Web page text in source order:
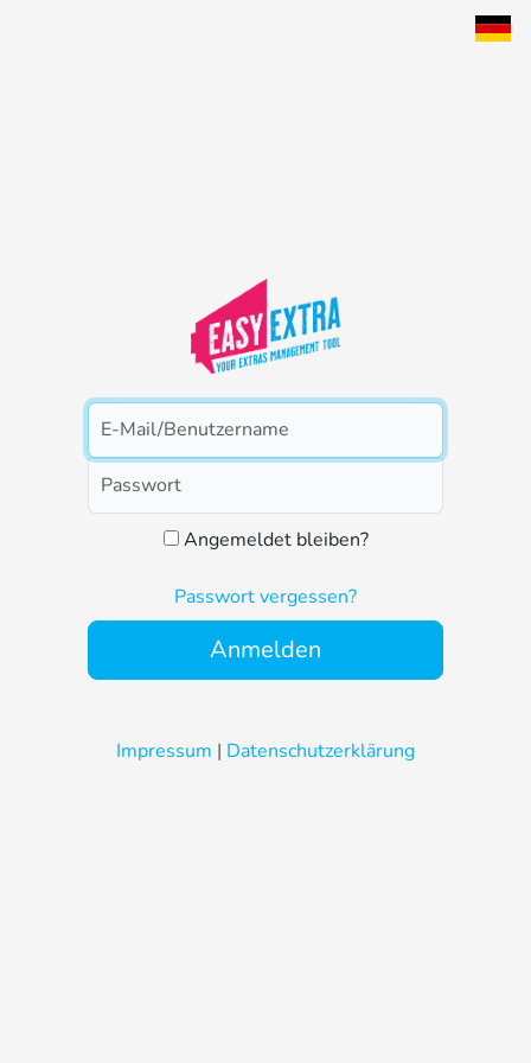
Angemeldet bleiben?
Passwort vergessen?
Anmelden
Impressum | Datenschutzerklärung